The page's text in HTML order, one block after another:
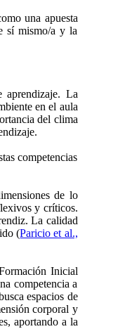
una apuesta
sí mismo/a y la
aprendizaje. La
en el aula
del clima
competencias
de lo
y críticos.
La calidad
(Paricio et al.,
Inicial
competencia a
espacios de
corporal y
aportando a la